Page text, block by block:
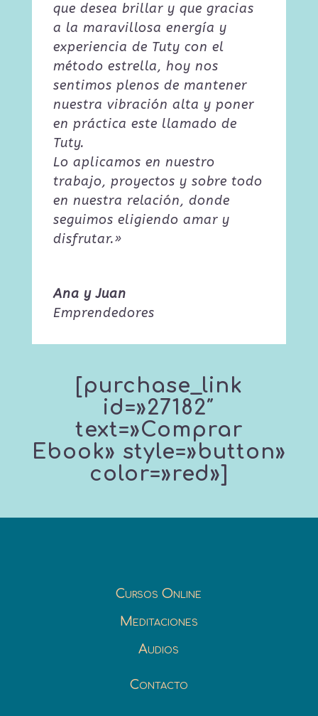
que desea brillar y que gracias
a la maravillosa energía y
experiencia de Tuty con el
método estrella, hoy nos
sentimos plenos de mantener
nuestra vibración alta y poner
en práctica este llamado de
Tuty.
Lo aplicamos en nuestro
trabajo, proyectos y sobre todo
en nuestra relación, donde
seguimos eligiendo amar y
disfrutar.»
Ana y Juan
Emprendedores
[purchase_link
id=»27182″
text=»Comprar
Ebook» style=»button»
color=»red»]
Cursos Online
Meditaciones
Audios
Contacto